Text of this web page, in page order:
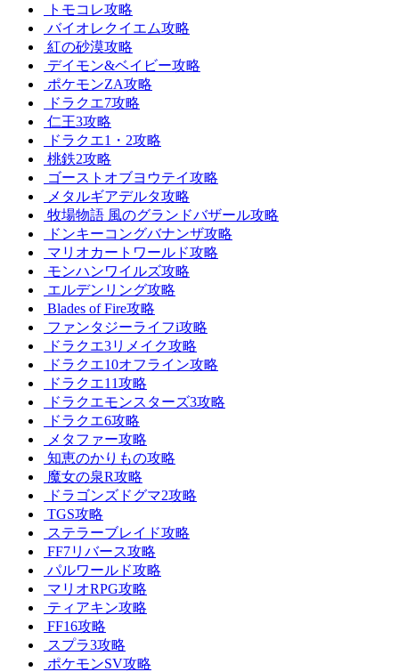
トモコレ攻略
バイオレクイエム攻略
紅の砂漠攻略
デイモン&ベイビー攻略
ポケモンZA攻略
ドラクエ7攻略
仁王3攻略
ドラクエ1・2攻略
桃鉄2攻略
ゴーストオブヨウテイ攻略
メタルギアデルタ攻略
牧場物語 風のグランドバザール攻略
ドンキーコングバナンザ攻略
マリオカートワールド攻略
モンハンワイルズ攻略
エルデンリング攻略
Blades of Fire攻略
ファンタジーライフi攻略
ドラクエ3リメイク攻略
ドラクエ10オフライン攻略
ドラクエ11攻略
ドラクエモンスターズ3攻略
ドラクエ6攻略
メタファー攻略
知恵のかりもの攻略
魔女の泉R攻略
ドラゴンズドグマ2攻略
TGS攻略
ステラーブレイド攻略
FF7リバース攻略
パルワールド攻略
マリオRPG攻略
ティアキン攻略
FF16攻略
スプラ3攻略
ポケモンSV攻略